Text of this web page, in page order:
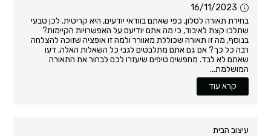
16/11/2023
בחירת תאורה לסלון, כפי שאתם בוודאי יודעים, היא קריטית. לכן טבעי
שתלכו קצת לאיבוד, כי מה אתם יודיעם על האפשרויות הקיימות?
בנוסף, מה זו תאורה שכוללת מאוורר ולמה זו אופציה שזוכה להצלחה
רבה כל כך? אם גם אתם מתלבטים לגבי כל השאלות האלה, דעו
שאתם לא לבד. מחפשים טיפים שיעזרו לכם לבחור את התאורה
המושלמת...
קרא עוד
עיצוב הבית